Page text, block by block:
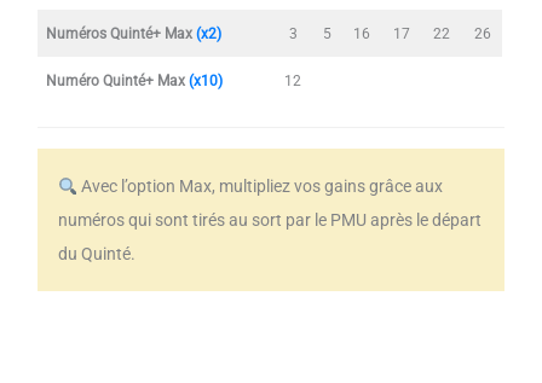
Numéros Quinté+ Max(x2) 3 5 16 17 22 26
Numéro Quinté+ Max(x10) 12
Avec l’option Max, multipliez vos gains grâce aux
numéros qui sont tirés au sort par le PMU après le départ
du Quinté.